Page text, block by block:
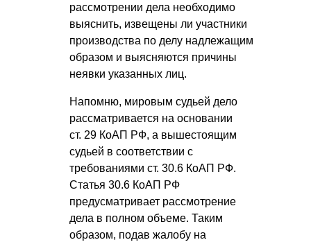
рассмотрении дела необходимо
выяснить, извещены ли участники
производства по делу надлежащим
образом и выясняются причины
неявки указанных лиц.
Напомню, мировым судьей дело
рассматривается на основании
ст. 29 КоАП РФ, а вышестоящим
судьей в соответствии с
требованиями ст. 30.6 КоАП РФ.
Статья 30.6 КоАП РФ
предусматривает рассмотрение
дела в полном объеме. Таким
образом, подав жалобу на